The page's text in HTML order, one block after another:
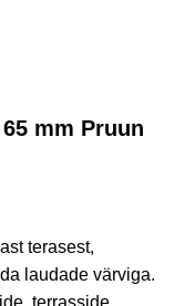
mm Pruun
terasest,
laudade värviga.
terrasside,